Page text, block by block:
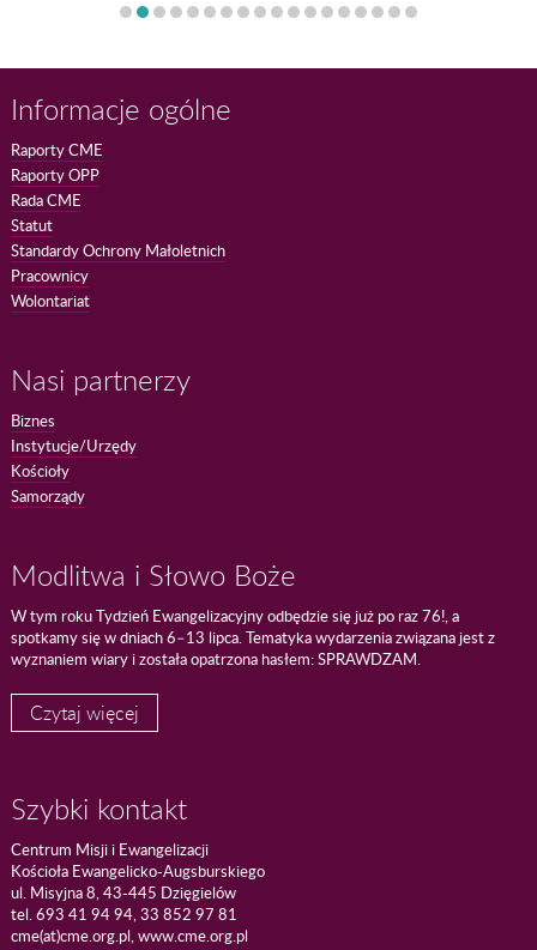
Informacje ogólne
Raporty CME
Raporty OPP
Rada CME
Statut
Standardy Ochrony Małoletnich
Pracownicy
Wolontariat
Nasi partnerzy
Biznes
Instytucje/Urzędy
Kościoły
Samorządy
Modlitwa i Słowo Boże
W tym roku Tydzień Ewangelizacyjny odbędzie się już po raz 76!, a
spotkamy się w dniach 6–13 lipca. Tematyka wydarzenia związana jest z
wyznaniem wiary i została opatrzona hasłem: SPRAWDZAM.
Czytaj więcej
Szybki kontakt
Centrum Misji i Ewangelizacji
Kościoła Ewangelicko-Augsburskiego
ul. Misyjna 8, 43-445 Dzięgielów
tel. 693 41 94 94, 33 852 97 81
cme(at)cme.org.pl, www.cme.org.pl